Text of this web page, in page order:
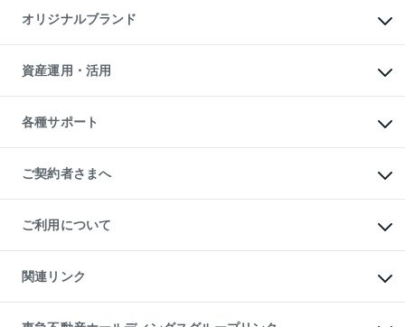
アパート経営
収益物件
ビル購入（ビル一棟）
投資用不動産の売却査定
事業用不動産の売却査定
マンションライブラリー
人気マンションランキング
暮らしに役立つ不動産メディア
不動産相場・不動産価格情報
不動産コラム・ニュース
不動産用語集
不動産なんでもネット相談室
住まいの税金
オリジナルブランド
一棟リノベーションマンション
L`GENTE（ルジェンテ）
区分リノベーションマンション
投資用一棟レジデンスWELL
不動産小口投資
LEGACIA（レガシア）
資産運用・活用
不動産M&A
アセットマネジメント・出資
各種サポート
相続サポート
リフォームサポート
ご契約者さまへ
ご紹介・再契約特典
入居者様専用-各種ご案内（賃貸）
東急こすもす会「こすもすWeb」
ご利用について
金融商品取引について
東急リバブル ソーシャルメディアポリシー
ご意見・お問い合わせ（金融商品取引専用の相談・お問い合わせ窓口）
関連リンク
これからご結婚される方に東急百貨店のブライダルクラブ